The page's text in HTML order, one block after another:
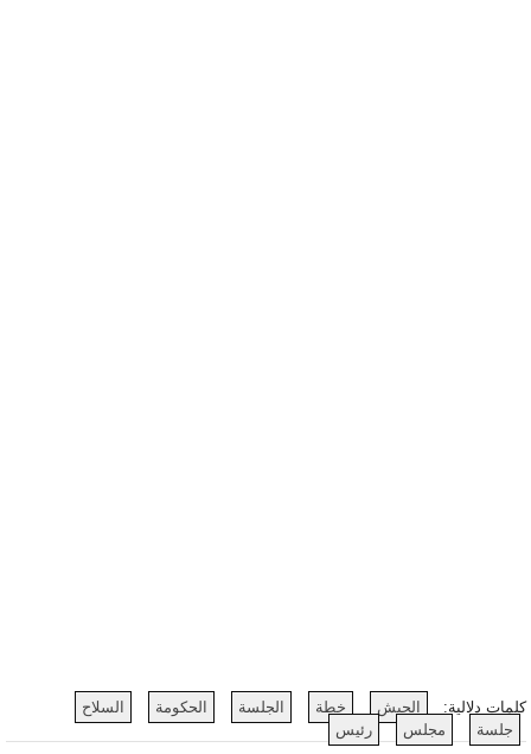
كلمات دلالية: الجيش خطة الجلسة الحكومة
السلاح
جلسة
مجلس رئيس